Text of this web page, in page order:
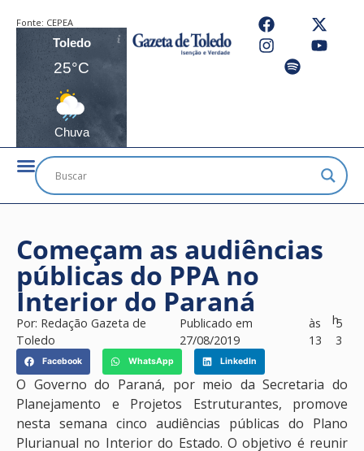
Fonte: CEPEA
Toledo
25°C
Chuva
Começam as audiências
públicas do PPA no
Interior do Paraná
Por: Redação Gazeta de
Toledo
Publicado em
27/08/2019
às
13
h5
3
Facebook WhatsApp LinkedIn
O Governo do Paraná, por meio da Secretaria do
Planejamento e Projetos Estruturantes, promove
nesta semana cinco audiências públicas do Plano
Plurianual no Interior do Estado. O objetivo é reunir